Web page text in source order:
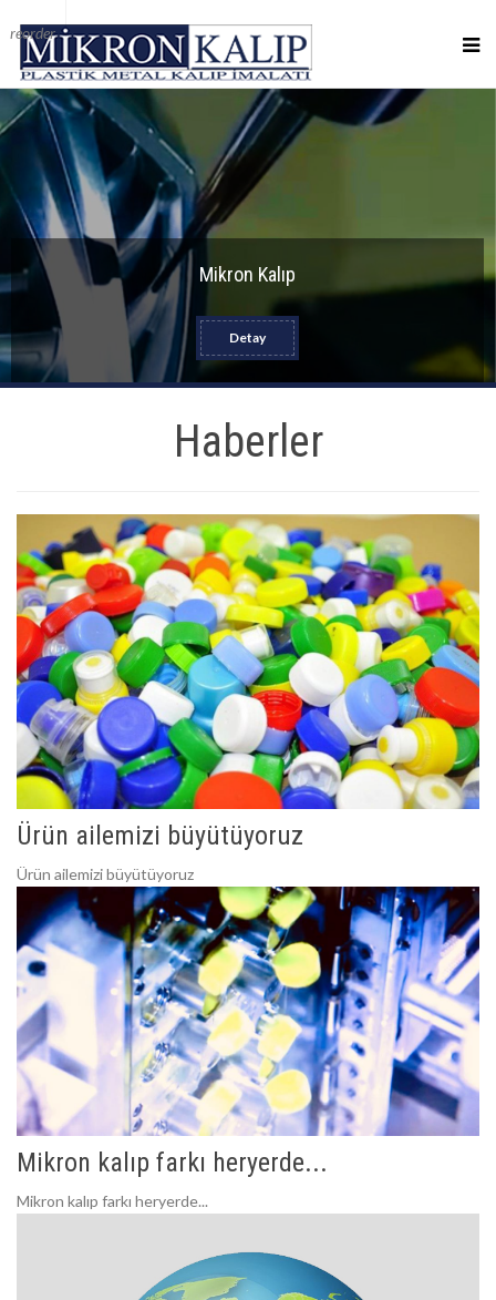
reorder
Mikron Kalıp
Detay
Haberler
Ürün ailemizi büyütüyoruz
Ürün ailemizi büyütüyoruz
Mikron kalıp farkı heryerde...
Mikron kalıp farkı heryerde...